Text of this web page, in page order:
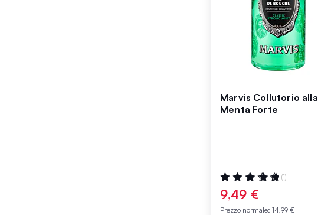
Marvis Collutorio alla
Menta Forte
Valutazione:
100%
(1)
9,49 €
Prezzo normale: 14,99 €